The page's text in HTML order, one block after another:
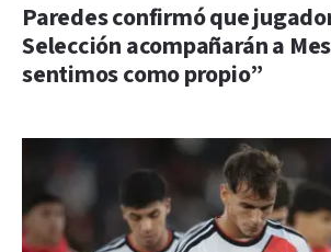
Paredes confirmó que
Selección acompañarán a
sentimos como propio”